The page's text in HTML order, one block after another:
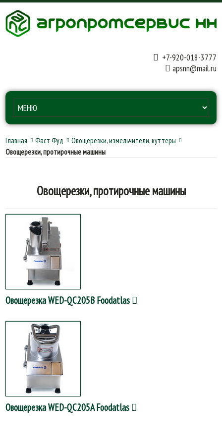
+7-920-018-3777
apsnn@mail.ru
Главная Фаст Фуд
Овощерезки, измельчители, куттеры
Овощерезки, протирочные машины
Овощерезки, протирочные машины
Овощерезка WED-QC205B Foodatlas
Овощерезка WED-QC205A Foodatlas